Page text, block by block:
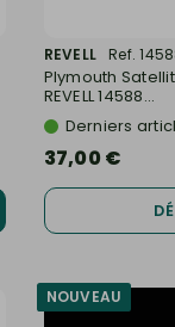
REVELL Ref.
Plymouth
REVELL 14588...
Derniers
37,00 €
NOUVEAU